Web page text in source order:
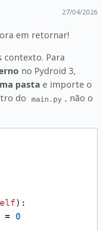
27/04/2026
em retornar!
Para
no Pydroid 3,
pasta e importe o
do main.py , não o
):
= 0